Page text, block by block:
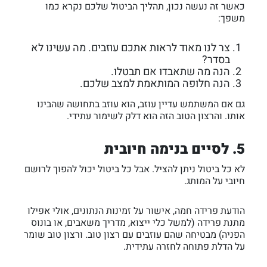
כאשר זה נעשה נכון, תהליך הביטול שלכם נקרא כמו
משפך:
צר לנו מאוד לראות אתכם עוזבים. מה עשינו לא
בסדר?
הנה מה שתאבדו אם תבטלו.
הנה חלופה המותאמת למצב שלכם.
גם אם המשתמש עדיין עוזב, הוא עוזב בתחושה שהבינו
אותו. והרצון הטוב הזה הוא דלק לשימור עתידי.
5. לסיים בנימה חיובית
לא כל ביטול ניתן להציל. אבל כל ביטול יכול להפוך לרושם
חיובי על המותג.
הודעת פרידה חמה, אישור על זמינות הנתונים, אולי אפילו
מתנת פרידה (למשל כלי ייצוא, מדריך משאבים, או בונוס
הפניה) מבטיחה שהם עוזבים עם רצון טוב. ורצון טוב שומר
על הדלת פתוחה לחזרה עתידית.